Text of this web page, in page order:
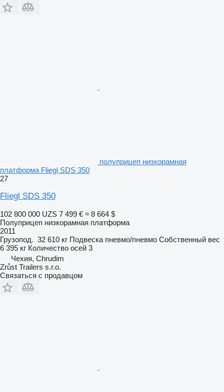
полуприцеп низкорамная
платформа Fliegl SDS 350
27
Fliegl SDS 350
102 800 000 UZS 7 499 € ≈ 8 664 $
Полуприцеп низкорамная платформа
2011
Грузопод. 32 610 кг Подвеска пневмо/пневмо Собственный вес
6 395 кг Количество осей 3
Чехия, Chrudim
Zrůst Trailers s.r.o.
Связаться с продавцом